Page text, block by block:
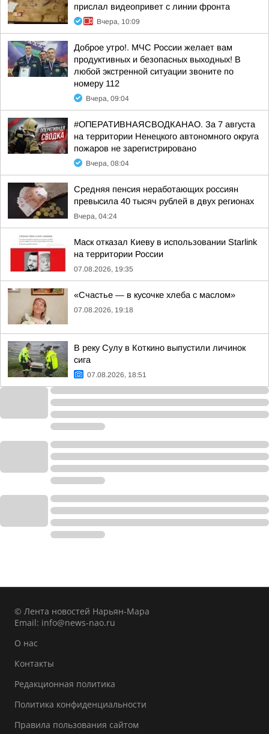
прислал видеопривет с линии фронта
Вчера, 10:09
Доброе утро!. МЧС России желает вам
продуктивных и безопасных выходных! В
любой экстренной ситуации звоните по
номеру 112
Вчера, 09:04
#ОПЕРАТИВНАЯСВОДКАНАО. За 7 августа
на территории Ненецкого автономного округа
пожаров не зарегистрировано
Вчера, 08:04
Средняя пенсия неработающих россиян
превысила 40 тысяч рублей в двух регионах
Вчера, 04:24
Маск отказал Киеву в использовании Starlink
на территории России
07.08.2026, 19:35
«Счастье — в кусочке хлеба с маслом»
07.08.2026, 19:18
В реку Сулу в Коткино выпустили личинок
сига
07.08.2026, 18:51
© Лента новостей Нарьян-Мара
Email: info@news-nao.ru
О нас
Контакты
Редакционная политика
Политика конфиденциальности
Правила пользования сайтом